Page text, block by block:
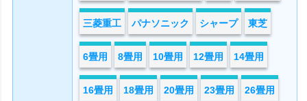
三菱重工 パナソニック シャープ 東芝
6畳用 8畳用 10畳用 12畳用 14畳用
16畳用 18畳用 20畳用 23畳用 26畳用